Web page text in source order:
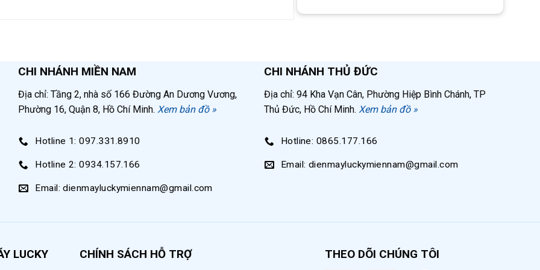
dẫn khí. Bình chứa được sản xuất tại Việt Nam và đáp ứng
kết nối giữa máy nén khí trục vít và bộ lọc thô. Bình tích
1000 lít
CHI NHÁNH MIỀN NAM
Địa chỉ: Tầng 2, nhà số 166 Đường An Dương Vương,
Phường 16, Quận 8, Hồ Chí Minh.Xem bản đồ »
Hotline 1: 097.331.8910
Hotline 2: 0934.157.166
Email: dienmayluckymiennam@gmail.com
CHI NHÁNH THỦ ĐỨC
Địa chỉ: 94 Kha Vạn Cân, Phường Hiệp Bình Chánh, TP
Thủ Đức, Hồ Chí Minh. Xem bản đồ »
Hotline: 0865.177.166
Email: dienmayluckymiennam@gmail.com
LUCKY CHÍNH SÁCH HỖ TRỢ THEO DÕI CHÚNG TÔI